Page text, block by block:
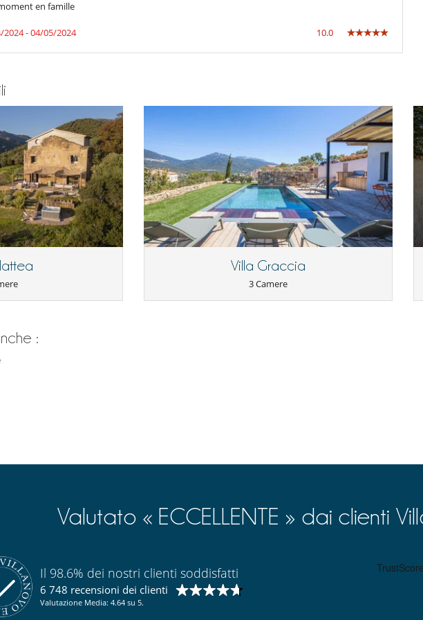
en famille
2024 - 04/05/2024 10.0
Villa Graccia
3 Camere
:
Valutato « ECCELLENTE » dai clienti
Il 98.6% dei nostri clienti soddisfatti
6 748 recensioni dei clienti
Valutazione Media: 4.64 su 5.